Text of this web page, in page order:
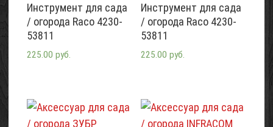
Инструмент для сада
/ огорода Raco 4230-
53811
225.00 руб.
Инструмент для сада
/ огорода Raco 4230-
53811
225.00 руб.